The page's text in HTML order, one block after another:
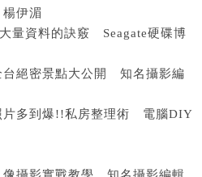
伊湄
量資料的訣竅 Seagate硬碟博
台絕密景點大公開 知名攝影編
片多到爆!!私房整理術 電腦DIY
像攝影實戰教學 知名攝影編輯